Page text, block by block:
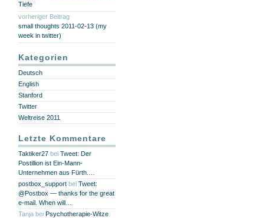
Tiefe
vorheriger Beitrag
small thoughts 2011-02-13 (my
week in twitter)
Kategorien
Deutsch
English
Stanford
Twitter
Weltreise 2011
Letzte Kommentare
Taktiker27 bei Tweet: Der
Postillion ist Ein-Mann-
Unternehmen aus Fürth.…
postbox_support bei Tweet:
@Postbox — thanks for the great
e-mail. When will…
Tanja bei Psychotherapie-Witze